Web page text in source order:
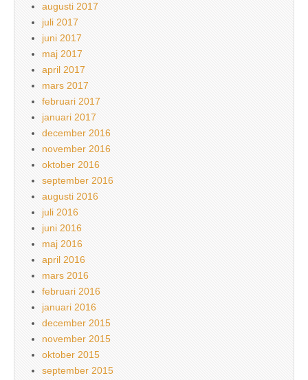
augusti 2017
juli 2017
juni 2017
maj 2017
april 2017
mars 2017
februari 2017
januari 2017
december 2016
november 2016
oktober 2016
september 2016
augusti 2016
juli 2016
juni 2016
maj 2016
april 2016
mars 2016
februari 2016
januari 2016
december 2015
november 2015
oktober 2015
september 2015